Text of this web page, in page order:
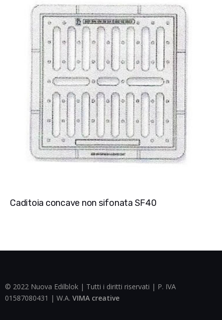
Caditoia concave non sifonata SF40
© 2022 Nuova Edilblok | Tutti i diritti riservati | P. IVA
01587080431 | W.A. VIMA creative